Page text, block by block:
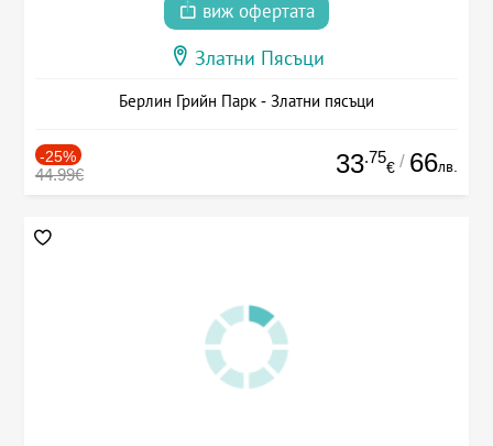
виж офертата
Златни Пясъци
Берлин Грийн Парк - Златни пясъци
-25%
44.99€ 33.75
€ / 66лв.